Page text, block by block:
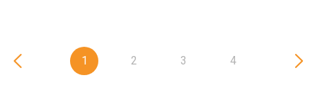
1 2 3 4